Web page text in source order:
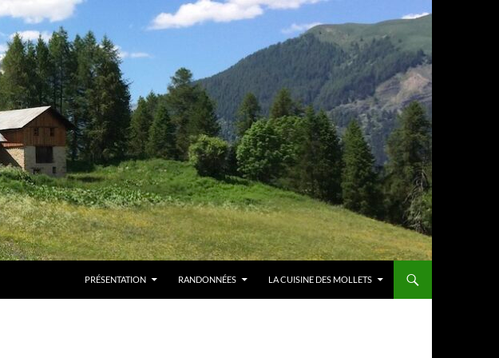
PRÉSENTATION RANDONNÉES LA CUISINE DES MOLLETS